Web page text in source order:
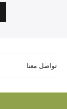
تواصل معنا